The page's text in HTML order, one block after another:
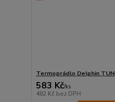
Termoprádlo Delphin
583 Kč/ks
482 Kč bez DPH